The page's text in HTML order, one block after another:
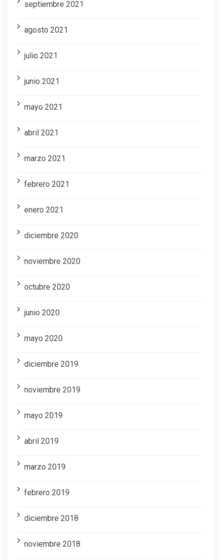
septiembre 2021
agosto 2021
julio 2021
junio 2021
mayo 2021
abril 2021
marzo 2021
febrero 2021
enero 2021
diciembre 2020
noviembre 2020
octubre 2020
junio 2020
mayo 2020
diciembre 2019
noviembre 2019
mayo 2019
abril 2019
marzo 2019
febrero 2019
diciembre 2018
noviembre 2018